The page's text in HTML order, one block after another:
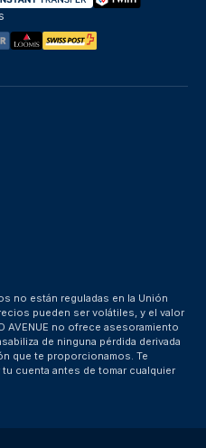
no están reguladas en la Unión
pueden ser volátiles, y el valor
AVENUE no ofrece asesoramiento
de ninguna pérdida derivada
que te proporcionamos. Te
cuenta antes de tomar cualquier